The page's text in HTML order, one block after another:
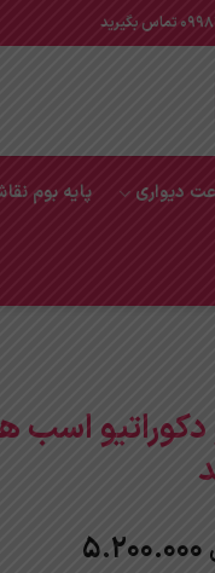
دیواری پایه بوم
دکوراتیو
5.200.000